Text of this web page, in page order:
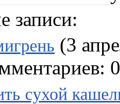
записи:
(3
сухой